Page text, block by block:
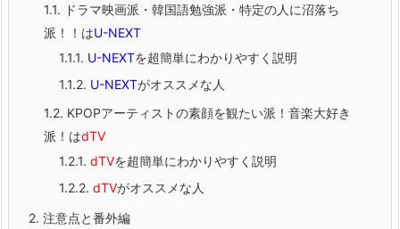
1.1. ドラマ映画派・韓国語勉強派・特定の人に沼落ち
派！！はU-NEXT
1.1.1. U-NEXTを超簡単にわかりやすく説明
1.1.2. U-NEXTがオススメな人
1.2. KPOPアーティストの素顔を観たい派！音楽大好き
派！はdTV
1.2.1. dTVを超簡単にわかりやすく説明
1.2.2. dTVがオススメな人
2. 注意点と番外編